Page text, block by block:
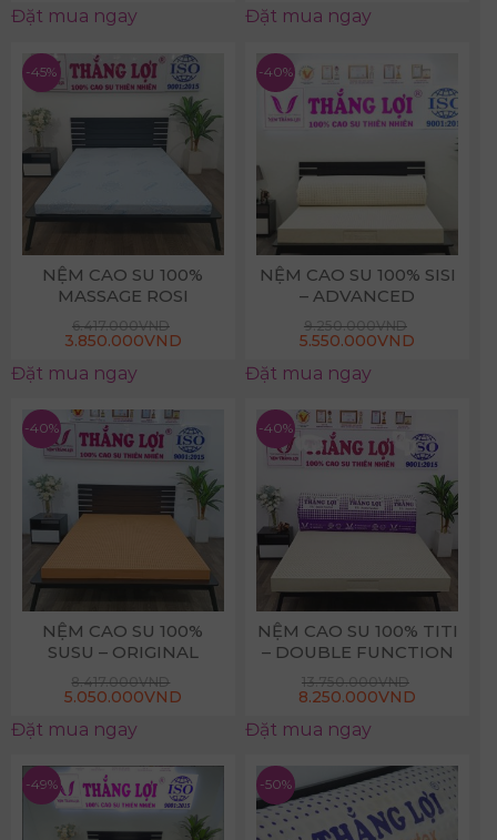
là:
3.000.000VND.
Đặt mua ngay Đặt mua ngay
-45%
NỆM CAO SU 100%
MASSAGE ROSI
6.417.000VND
3.850.000VND
Đặt mua ngay
-40%
NỆM CAO SU 100% SISI
– ADVANCED
9.250.000VND
5.550.000VND
Đặt mua ngay
-40%
NỆM CAO SU 100%
SUSU – ORIGINAL
8.417.000VND
5.050.000VND
Đặt mua ngay
-40%
NỆM CAO SU 100% TITI
– DOUBLE FUNCTION
13.750.000VND
8.250.000VND
Đặt mua ngay
-49% -50%